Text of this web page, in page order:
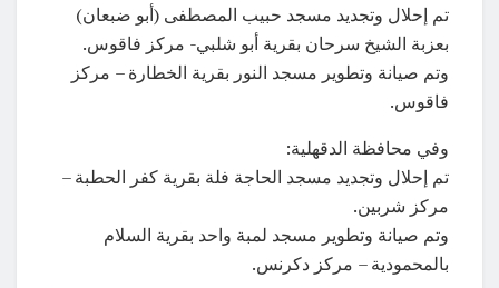
تم إحلال وتجديد مسجد حبيب المصطفى (أبو ضبعان)
بعزبة الشيخ سرحان بقرية أبو شلبي- مركز فاقوس.
وتم صيانة وتطوير مسجد النور بقرية الخطارة – مركز
فاقوس.
وفي محافظة الدقهلية:
تم إحلال وتجديد مسجد الحاجة فلة بقرية كفر الحطبة –
مركز شربين.
وتم صيانة وتطوير مسجد لمبة واحد بقرية السلام
بالمحمودية – مركز دكرنس.